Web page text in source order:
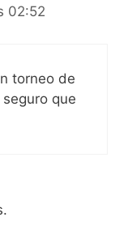
02:52
torneo de
que